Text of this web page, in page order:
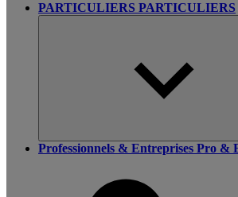
PARTICULIERS PARTICULIERS
Professionnels & Entreprises Pro &